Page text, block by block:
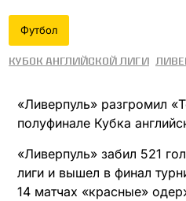
Футбол
Кубок английской лиги
«Ливерпуль» разгромил
полуфинале Кубка
«Ливерпуль» забил 521
лиги и вышел в финал
14 матчах «красные»